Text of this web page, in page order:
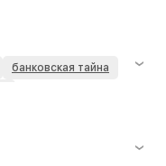
банковская тайна